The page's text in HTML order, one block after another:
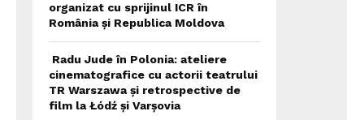
organizat cu sprijinul ICR în
România și Republica Moldova
Radu Jude în Polonia: ateliere
cinematografice cu actorii teatrului
TR Warszawa și retrospective de
film la Łódź și Varșovia